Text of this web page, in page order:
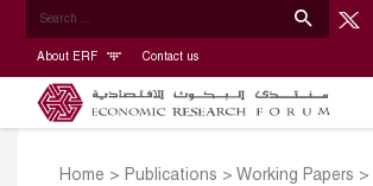
About ERF Contact us
Home > Publications > Working Papers >